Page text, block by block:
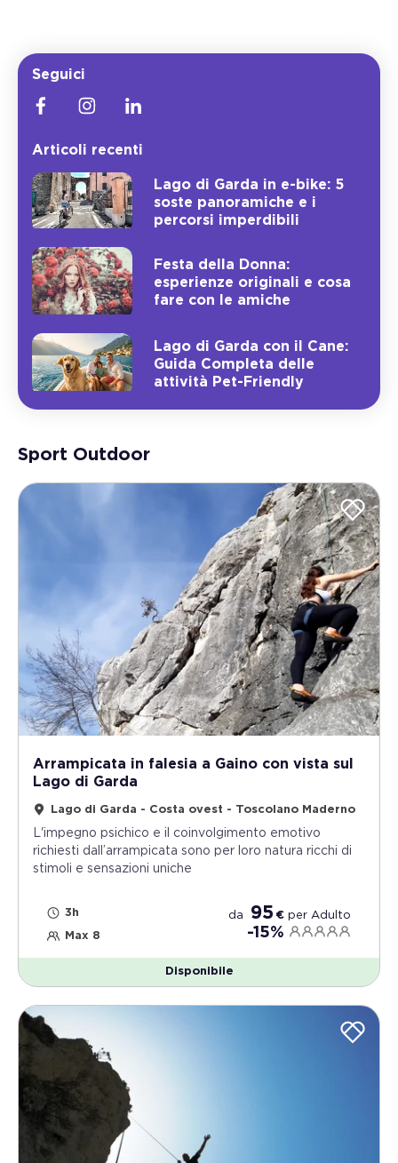
Seguici
Articoli recenti
Lago di Garda in e-bike: 5
soste panoramiche e i
percorsi imperdibili
Festa della Donna:
esperienze originali e cosa
fare con le amiche
Lago di Garda con il Cane:
Guida Completa delle
attività Pet-Friendly
Sport Outdoor
Arrampicata in falesia a Gaino con vista sul
Lago di Garda
Lago di Garda - Costa ovest - Toscolano Maderno
L'impegno psichico e il coinvolgimento emotivo
richiesti dall’arrampicata sono per loro natura ricchi di
stimoli e sensazioni uniche
3h
Max 8
da 95 € per Adulto
-15%
Disponibile